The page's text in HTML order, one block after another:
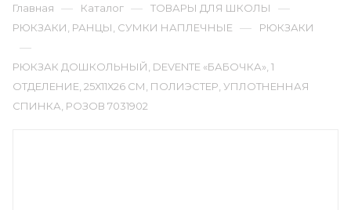
Главная — Каталог — ТОВАРЫ ДЛЯ ШКОЛЫ —
РЮКЗАКИ, РАНЦЫ, СУМКИ НАПЛЕЧНЫЕ — РЮКЗАКИ
—
РЮКЗАК ДОШКОЛЬНЫЙ, DEVENTE «БАБОЧКА», 1
ОТДЕЛЕНИЕ, 25Х11Х26 СМ, ПОЛИЭСТЕР, УПЛОТНЕННАЯ
СПИНКА, РОЗОВ 7031902